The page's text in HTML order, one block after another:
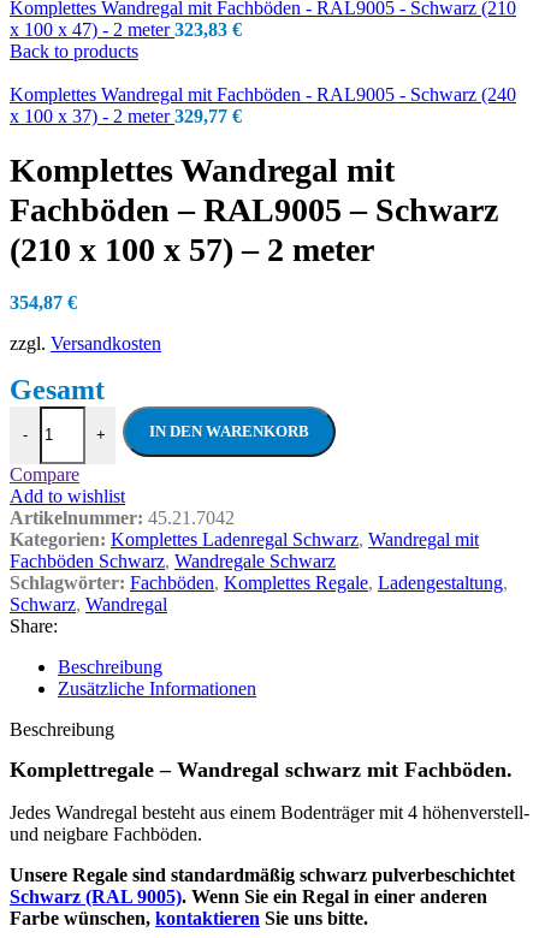
Komplettes Wandregal mit Fachböden - RAL9005 - Schwarz (210
x 100 x 47) - 2 meter323,83 €
Back to products
Komplettes Wandregal mit Fachböden - RAL9005 - Schwarz (240
x 100 x 37) - 2 meter329,77 €
Komplettes Wandregal mit
Fachböden – RAL9005 – Schwarz
(210 x 100 x 57) – 2 meter
354,87 €
zzgl. Versandkosten
-Komplettes Wandregal mit Fachböden -
+ IN DEN WARENKORB
Compare
Add to wishlist
Artikelnummer: 45.21.7042
Kategorien: Komplettes Ladenregal Schwarz, Wandregal mit
Fachböden Schwarz, Wandregale Schwarz
Schlagwörter: Fachböden, Komplettes Regale, Ladengestaltung,
Schwarz, Wandregal
Share:
Beschreibung
Zusätzliche Informationen
Beschreibung
Komplettregale – Wandregal schwarz mit Fachböden.
Jedes Wandregal besteht aus einem Bodenträger mit 4 höhenverstell-
und neigbare Fachböden.
Unsere Regale sind standardmäßig schwarz pulverbeschichtet
Schwarz (RAL 9005). Wenn Sie ein Regal in einer anderen
Farbe wünschen, kontaktieren Sie uns bitte.